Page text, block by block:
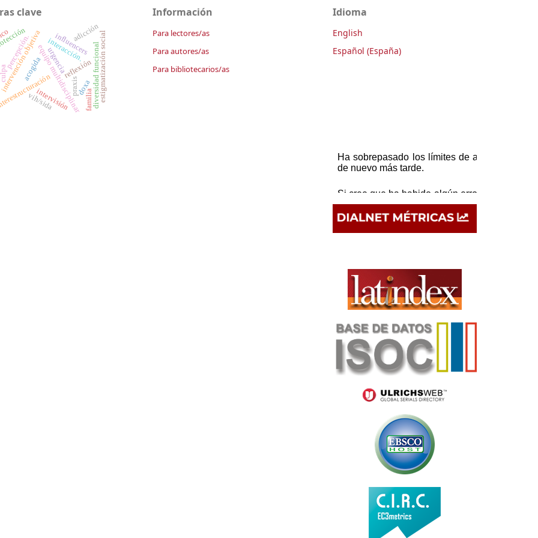
clave
acogidaequipo multidisciplinar
intervención objetiva praxis
reflexióndiversidad funcional
interacción.
intervisión
percepción. estigmatización social
vih/sida
doxa
influencers
urgencia
familia
adicción
culpa
Información
Para lectores/as
Para autores/as
Para bibliotecarios/as
Idioma
English
Español (España)